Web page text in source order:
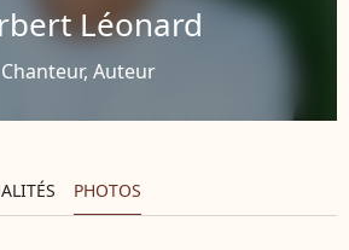
Léonard
Chanteur, Auteur
PHOTOS